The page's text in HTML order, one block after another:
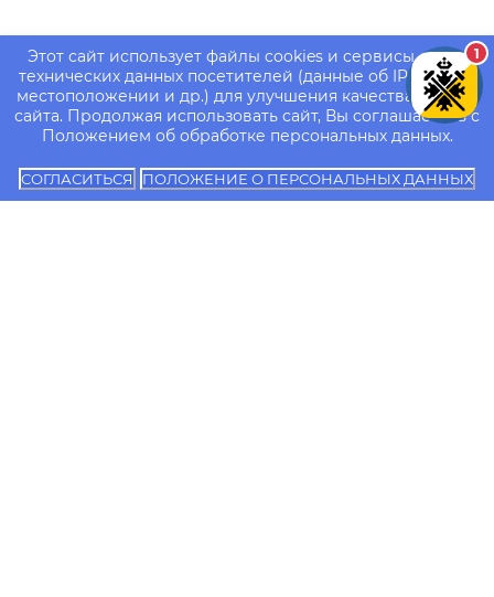
Этот сайт использует файлы cookies и сервисы сбора
технических данных посетителей (данные об IP-адресе,
местоположении и др.) для улучшения качества работы
сайта. Продолжая использовать сайт, Вы соглашаетесь с
Положением об обработке персональных данных.
СОГЛАСИТЬСЯ ПОЛОЖЕНИЕ О ПЕРСОНАЛЬНЫХ ДАННЫХ
1